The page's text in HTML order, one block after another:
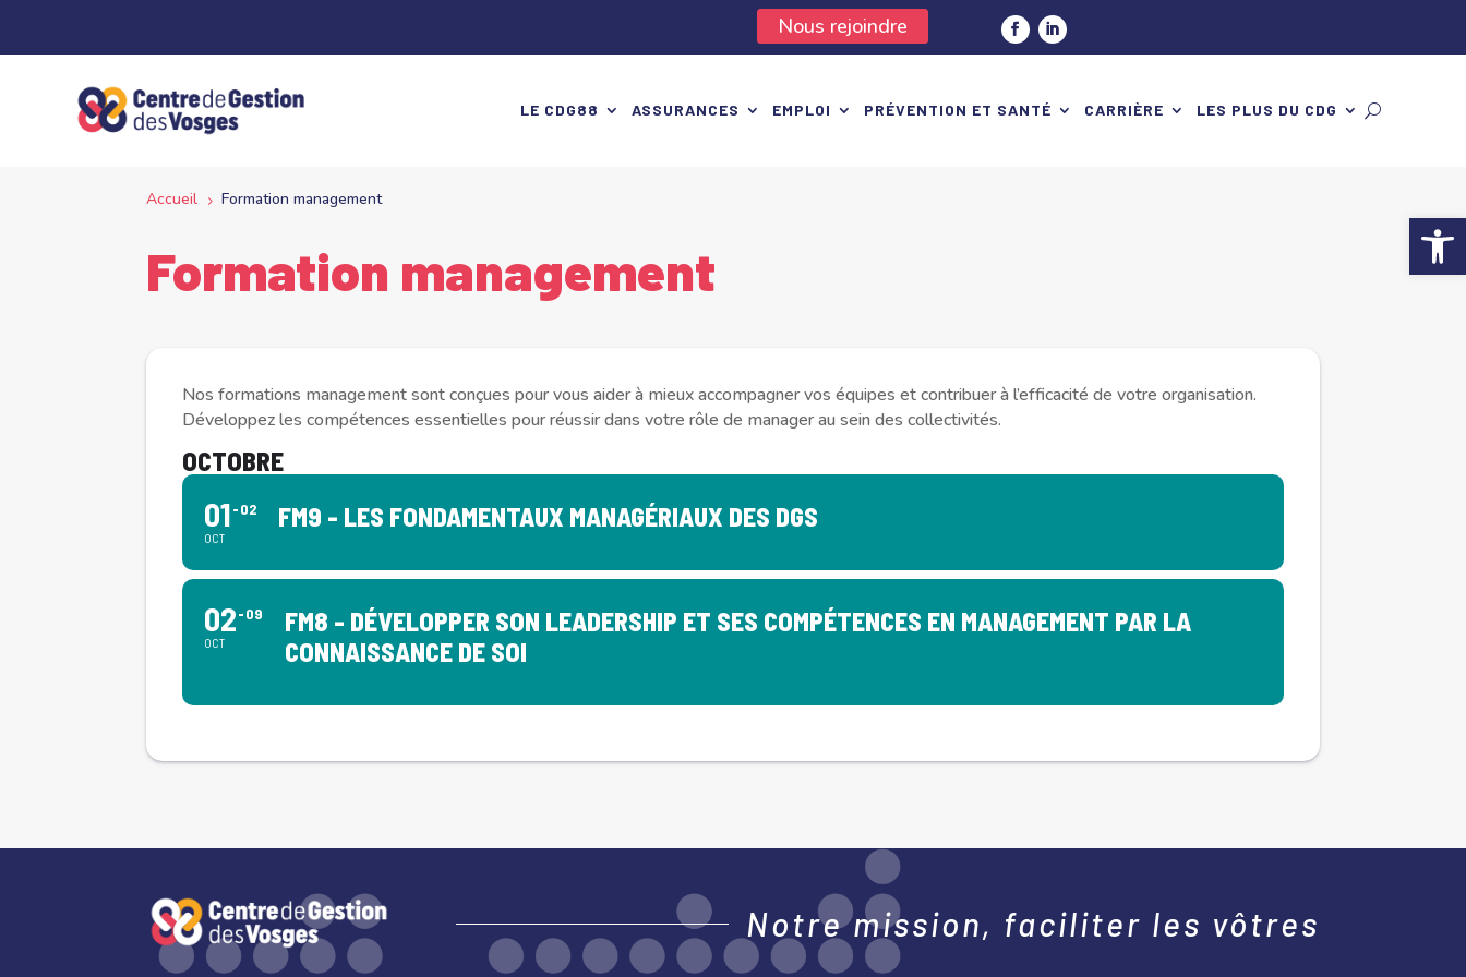
Nous rejoindre
LE CDG88 ASSURANCES EMPLOI PRÉVENTION ET SANTÉ CARRIÈRE LES PLUS DU CDG
Accueil 5 Formation management
Formation management
Nos formations management sont conçues pour vous aider à mieux accompagner vos équipes et contribuer à l’efficacité de votre organisation.
Développez les compétences essentielles pour réussir dans votre rôle de manager au sein des collectivités.
OCTOBRE
01
OCT
02 FM9 - LES FONDAMENTAUX MANAGÉRIAUX DES DGS
02
OCT
09
FM8 - DÉVELOPPER SON LEADERSHIP ET SES COMPÉTENCES EN MANAGEMENT PAR LA
CONNAISSANCE DE SOI
Notre mission, faciliter les vôtres